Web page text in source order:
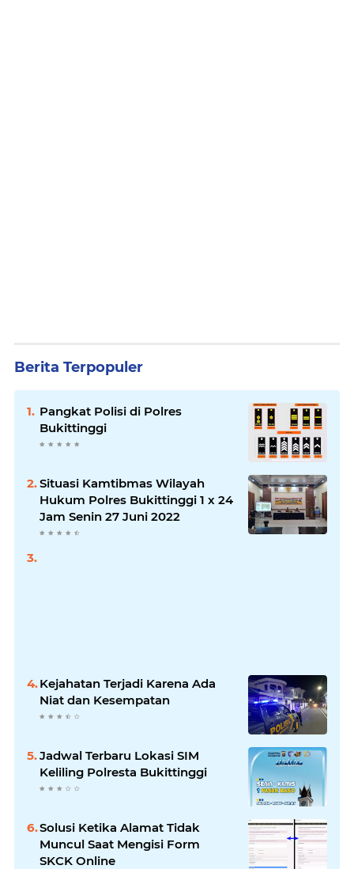
Berita Terpopuler
Pangkat Polisi di Polres
Bukittinggi
Situasi Kamtibmas Wilayah
Hukum Polres Bukittinggi 1 x 24
Jam Senin 27 Juni 2022
Kejahatan Terjadi Karena Ada
Niat dan Kesempatan
Jadwal Terbaru Lokasi SIM
Keliling Polresta Bukittinggi
Solusi Ketika Alamat Tidak
Muncul Saat Mengisi Form
SKCK Online